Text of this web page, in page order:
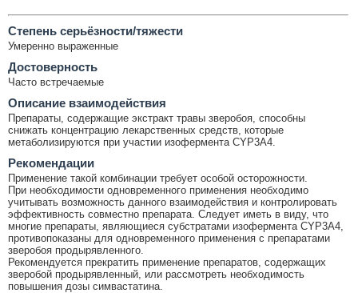
Cтепень серьёзности/тяжести
Умеренно выраженные
Достоверность
Часто встречаемые
Описание взаимодействия
Препараты, содержащие экстракт травы зверобоя, способны
снижать концентрацию лекарственных средств, которые
метаболизируются при участии изофермента CYP3A4.
Рекомендации
Применение такой комбинации требует особой осторожности.
При необходимости одновременного применения необходимо
учитывать возможность данного взаимодействия и контролировать
эффективность совместно препарата. Следует иметь в виду, что
многие препараты, являющиеся субстратами изофермента CYP3A4,
противопоказаны для одновременного применения с препаратами
зверобоя продырявленного.
Рекомендуется прекратить применение препаратов, содержащих
зверобой продырявленный, или рассмотреть необходимость
повышения дозы симвастатина.